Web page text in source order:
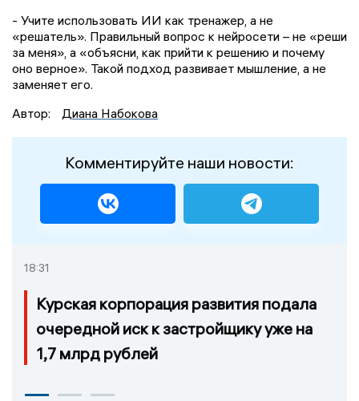
- Учите использовать ИИ как тренажер, а не
«решатель». Правильный вопрос к нейросети – не «реши
за меня», а «объясни, как прийти к решению и почему
оно верное». Такой подход развивает мышление, а не
заменяет его.
Автор:
Диана Набокова
Комментируйте наши новости:
18:31
Курская корпорация развития подала
очередной иск к застройщику уже на
1,7 млрд рублей